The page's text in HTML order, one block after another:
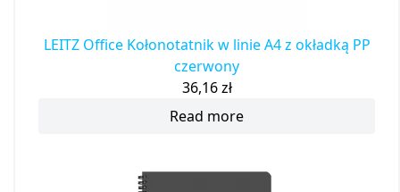
LEITZ Office Kołonotatnik w linie A4 z okładką PP
czerwony
36,16zł
Read more